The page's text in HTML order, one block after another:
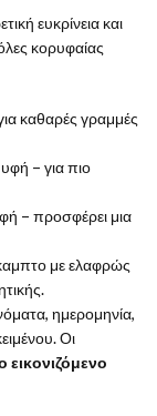
ευκρίνεια και
κορυφαίας
καθαρές γραμμές
– για πιο
– προσφέρει μια
με ελαφρώς
ημερομηνία,
Οι